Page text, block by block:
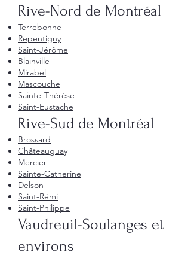
Rive-Nord de Montréal
Terrebonne
Repentigny
Saint-Jérôme
Blainville
Mirabel
Mascouche
Sainte-Thérèse
Saint-Eustache
Rive-Sud de Montréal
Brossard
Châteauguay
Mercier
Sainte-Catherine
Delson
Saint-Rémi
Saint-Philippe
Vaudreuil-Soulanges et
environs